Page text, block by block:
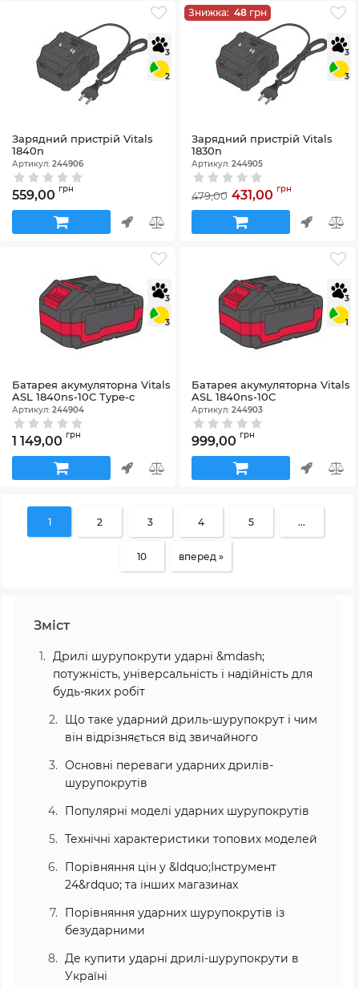
3
2
Зарядний пристрій Vitals
1840n
Артикул: 244906
559,00 грн
Знижка: 48 грн
3
3
Зарядний пристрій Vitals
1830n
Артикул: 244905
479,00 431,00 грн
3
3
Батарея акумуляторна Vitals
ASL 1840ns-10С Type-c
Артикул: 244904
1 149,00 грн
3
1
Батарея акумуляторна Vitals
ASL 1840ns-10С
Артикул: 244903
999,00 грн
1 2 3 4 5 ...
10 вперед »
Зміст
Дрилі шурупокрути ударні &mdash;
потужність, універсальність і надійність для
будь-яких робіт
Що таке ударний дриль-шурупокрут і чим
він відрізняється від звичайного
Основні переваги ударних дрилів-
шурупокрутів
Популярні моделі ударних шурупокрутів
Технічні характеристики топових моделей
Порівняння цін у &ldquo;Інструмент
24&rdquo; та інших магазинах
Порівняння ударних шурупокрутів із
безударними
Де купити ударні дрилі-шурупокрути в
Україні